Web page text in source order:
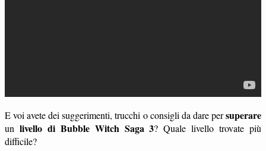
E voi avete dei suggerimenti, trucchi o consigli da dare persuperare
un livello di Bubble Witch Saga 3? Quale livello trovate più
difficile?